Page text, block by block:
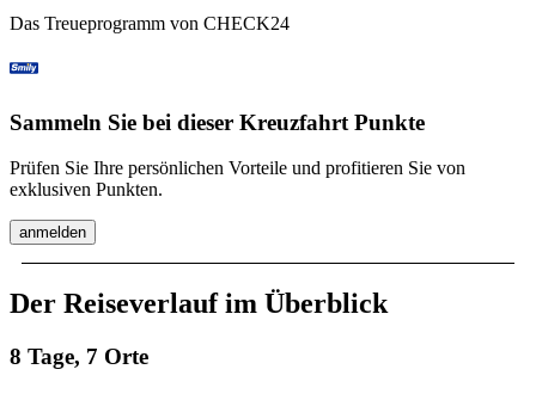
Das Treueprogramm von CHECK24
Sammeln Sie bei dieser Kreuzfahrt Punkte
Prüfen Sie Ihre persönlichen Vorteile und profitieren Sie von
exklusiven Punkten.
anmelden
Der Reiseverlauf im Überblick
8 Tage, 7 Orte